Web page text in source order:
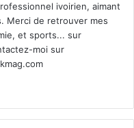
ivoirien, aimant
Merci de retrouver mes
et sports... sur
moi sur